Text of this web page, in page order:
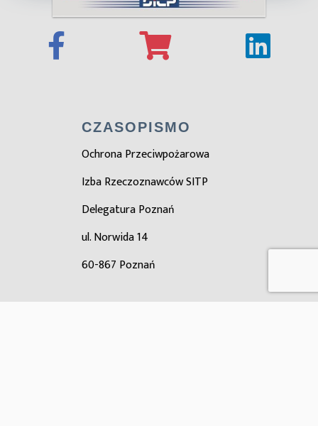
CZASOPISMO
Ochrona Przeciwpożarowa
Izba Rzeczoznawców SITP
Delegatura Poznań
ul. Norwida 14
60-867 Poznań